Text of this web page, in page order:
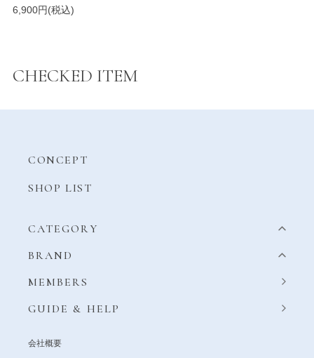
6,900円(税込)
CHECKED ITEM
CONCEPT
SHOP LIST
CATEGORY
BRAND
MEMBERS
GUIDE & HELP
会社概要